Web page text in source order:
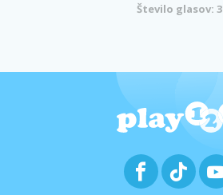
Število glasov: 3